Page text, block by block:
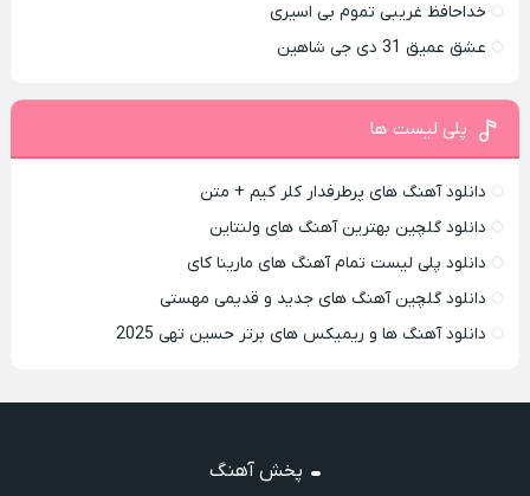
خداحافظ غریبی تموم بی اسیری
عشق عمیق 31 دی جی شاهین
پلی لیست ها
دانلود آهنگ های پرطرفدار کلر کیم + متن
دانلود گلچین بهترین آهنگ های ولنتاین
دانلود پلی لیست تمام آهنگ های مارینا کای
دانلود گلچین آهنگ های جدید و قدیمی مهستی
دانلود آهنگ ها و ریمیکس های برتر حسین تهی 2025
پخش آهنگ